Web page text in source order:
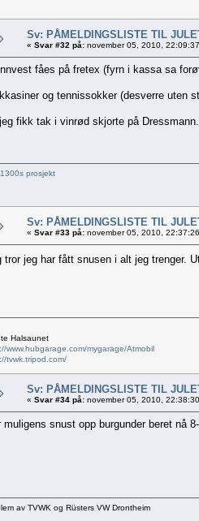
Sv: PÅMELDINGSLISTE TIL
« Svar #32 på: november 05, 2010,
fåes på fretex (fyrn i kassa sa
og tennissokker (desverre uten
fikk tak i vinrød skjorte på Dressmann.
prosjekt
Sv: PÅMELDINGSLISTE TIL
« Svar #33 på: november 05, 2010,
tror jeg har fått snusen i alt jeg trenger.
Halsaunet
www.hubgarage.com/mygarage/Atmobil
tvwk.tripod.com/
Sv: PÅMELDINGSLISTE TIL
« Svar #34 på: november 05, 2010,
muligens snust opp burgunder beret nå
av TVWK og Rüsters VW Drontheim